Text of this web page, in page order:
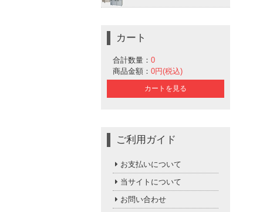
カート
合計数量： 0
商品金額： 0円(税込)
カートを見る
ご利用ガイド
お支払いについて
当サイトについて
お問い合わせ